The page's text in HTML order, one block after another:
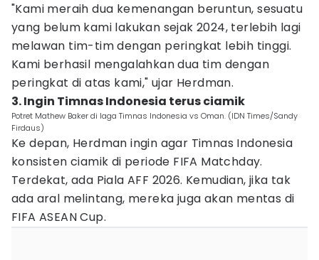
"Kami meraih dua kemenangan beruntun, sesuatu
yang belum kami lakukan sejak 2024, terlebih lagi
melawan tim-tim dengan peringkat lebih tinggi.
Kami berhasil mengalahkan dua tim dengan
peringkat di atas kami," ujar Herdman.
3. Ingin Timnas Indonesia terus ciamik
Potret Mathew Baker di laga Timnas Indonesia vs Oman. (IDN Times/Sandy
Firdaus)
Ke depan, Herdman ingin agar Timnas Indonesia
konsisten ciamik di periode FIFA Matchday.
Terdekat, ada Piala AFF 2026. Kemudian, jika tak
ada aral melintang, mereka juga akan mentas di
FIFA ASEAN Cup.